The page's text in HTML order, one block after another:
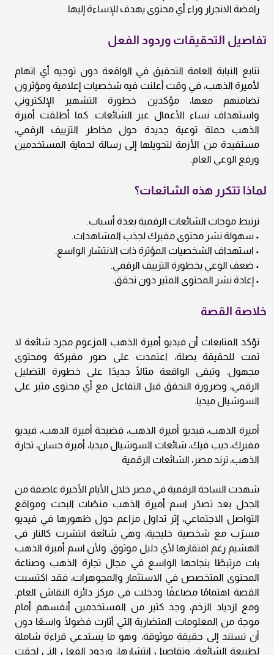
رافضة الانجرار وراء أي محتوى يهدف للإساءة إليها.
تفاصيل التحقيقات وردود الفعل
تتابع النيابة العامة التحقيق في الواقعة دون توجيه أي اتهام
لأميرة الذهب، في وقت أعلنت فيه شخصيات إعلامية ومؤثرون
تضامنهم معها، مؤكدين خطورة التشهير الإلكتروني
واستهداف نساء الأعمال عبر الشائعات. كما أطلقت أميرة
الذهب حملة توعية جديدة حول مخاطر التزييف الرقمي،
مستفيدة من الأزمة لتحويلها إلى رسالة لحماية المستخدمين
ورفع الوعي العام.
لماذا تتكرر هذه الشائعات؟
ترتبط موجات الشائعات الرقمية بعدة أسباب.
• سهولة نشر محتوى مفبرك لجذب المشاهدات.
• استهداف الشخصيات المؤثرة ذات الانتشار الواسع.
• ضعف الوعي بخطورة التزييف الرقمي.
• إعادة نشر المحتوى المثير دون تحقق.
خلاصة القصة
تؤكد المتابعات أن فيديو أميرة الذهب المزعوم مجرد شائعة لا
تمت للحقيقة بصلة، اعتمدت على صور مفبركة ومحتوى
مجهول. وتبقى الواقعة مثالًا جديدًا على خطورة التضليل
الرقمي، وضرورة التحقق قبل التفاعل مع أي محتوى مثير على
السوشيال ميديا.
أميرة الذهب، فيديو أميرة الذهب، فضيحة أميرة الدهب، فيديو
مفبرك، ديب فيك، شائعات السوشيال ميديا، أميرة حسان، تجارة
الذهب، ترند مصر، الشائعات الرقمية
شهدت الساحة الرقمية في مصر خلال الأيام الأخيرة عاصفة من
الجدل بعد تصدّر اسم أميرة الذهب منصّات البحث ومواقع
التواصل الاجتماعي، إثر تداول مزاعم حول ظهورها في فيديو
مسرّب مع شخصية خليجية، وهي شائعة انتشرت كالنار في
الهشيم رغم افتقارها لأي دليل موثوق. ولأن اسم أميرة الذهب
بات مرتبطًا بنجاحها الواسع في مجال تجارة الذهب وصناعة
المحتوى المتخصص في الاستثمار والمجوهرات، فقد اكتسبت
القصة اهتمامًا مضاعفًا ودخلت في مركز دائرة النقاش العام.
ومع ازدياد الزخم، وجد كثير من المستخدمين أنفسهم أمام
موجة من المعلومات المتضاربة التي أثارت فضولًا واسعًا دون
أن تستند إلى حقيقة موثوقة، وهو ما يستدعي قراءة شاملة
لطبيعة الشائعة، وتفاصيل انتشارها، وردود الفعل التي لحقت